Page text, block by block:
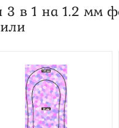
в 1 на 1.2 мм